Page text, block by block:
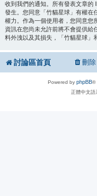
收到我們的通知。所有發表文章的
發生。您同意「竹貓星球」有權在
權力。作為一個使用者，您同意您
資訊在您尚未允許前將不會提供給
料外洩以及其損失，「竹貓星球」
討論區首頁 刪
Powered by phpBB®
正體中文語